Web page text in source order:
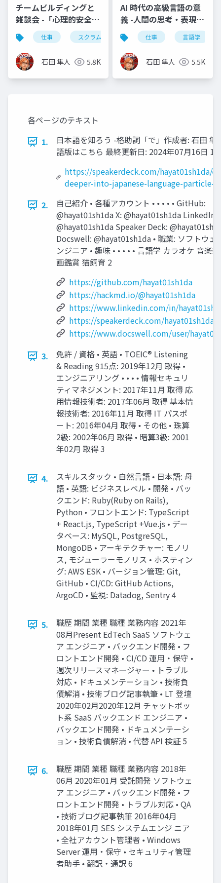
チームビルディングと
雑談会 -「心理的安全
性」とは？-
仕事 スクラム開発 チームビルディング
石田 隼人 5.8K
AI 時代の高級言語の意
義 -人間の思考・表現の
観点から-
仕事 言語学
石田 隼人 5.5K
各ページのテキスト
1.
日本語を知ろう -格助詞「で」作成者: 石田 隼
語版はこちら 最終更新日: 2024年07月16日 1
https://speakerdeck.com/hayat01sh1da/
deeper-into-japanese-language-particle-
2.
自己紹介 • 各種アカウント • • • • • GitHub:
@hayat01sh1da X: @hayat01sh1da LinkedIn:
@hayat01sh1da Speaker Deck:
Docswell: @hayat01sh1da • 職業: ソフトウェ
ンジニア • 趣味 • • • • • 言語学 カラオケ 音楽
画鑑賞 猫飼育 2
https://github.com/hayat01sh1da
https://hackmd.io/@hayat01sh1da
https://www.linkedin.com/in/
https://speakerdeck.com/hayat01sh1da
https://www.docswell.com/user/
3.
免許 / 資格 • 英語 • TOEIC® Listening
& Reading 915点: 2019年12月 取得 •
エンジニアリング • • • • 情報セキュリ
ティマネジメント: 2017年11月 取得 応
用情報技術者: 2017年06月 取得 基本情
報技術者: 2016年11月 取得 IT パスポ
ート: 2016年04月 取得 • その他 • 珠算
2級: 2002年06月 取得 • 暗算3級: 2001
年02月 取得 3
4.
スキルスタック • 自然言語 • 日本語: 母
語 • 英語: ビジネスレベル • 開発 • バッ
クエンド: Ruby(Ruby on Rails),
Python • フロントエンド: TypeScript
+ React.js, TypeScript +Vue.js • デー
タベース: MySQL, PostgreSQL,
MongoDB • アーキテクチャー: モノリ
ス, モジューラーモノリス • ホスティン
グ: AWS ESK • バージョン管理: Git,
GitHub • CI/CD: GitHub Actions,
ArgoCD • 監視: Datadog, Sentry 4
5.
職歴 期間 業種 職種 業務内容 2021年
08月Present EdTech SaaS ソフトウェ
ア エンジニア • バックエンド開発 • フ
ロントエンド開発 • CI/CD 運用・保守 •
週次リリースマネージャー • トラブル
対応 • ドキュメンテーション • 技術負
債解消 • 技術ブログ記事執筆 • LT 登壇
2020年02月2020年12月 チャットボッ
ト系 SaaS バックエンド エンジニア •
バックエンド開発 • ドキュメンテーシ
ョン • 技術負債解消 • 代替 API 検証 5
6.
職歴 期間 業種 職種 業務内容 2018年
06月 2020年01月 受託開発 ソフトウェ
ア エンジニア • バックエンド開発 • フ
ロントエンド開発 • トラブル対応 • QA
• 技術ブログ記事執筆 2016年04月
2018年01月 SES システムエンジ ニア
• 全社アカウント管理者 • Windows
Server 運用・保守 • セキュリティ管理
者助手 • 翻訳・通訳 6